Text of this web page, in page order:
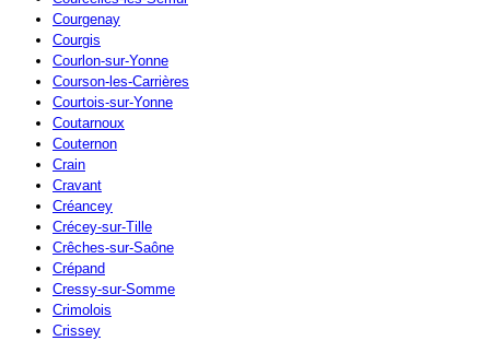
Courgenay
Courgis
Courlon-sur-Yonne
Courson-les-Carrières
Courtois-sur-Yonne
Coutarnoux
Couternon
Crain
Cravant
Créancey
Crécey-sur-Tille
Crêches-sur-Saône
Crépand
Cressy-sur-Somme
Crimolois
Crissey